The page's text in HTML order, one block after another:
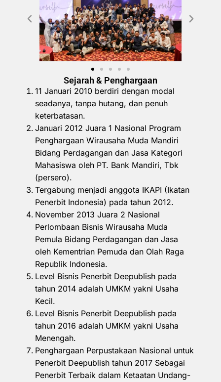
Sejarah & Penghargaan
11 Januari 2010 berdiri dengan modal
seadanya, tanpa hutang, dan penuh
keterbatasan.
Januari 2012 Juara 1 Nasional Program
Penghargaan Wirausaha Muda Mandiri
Bidang Perdagangan dan Jasa Kategori
Mahasiswa oleh PT. Bank Mandiri, Tbk
(persero).
Tergabung menjadi anggota IKAPI (Ikatan
Penerbit Indonesia) pada tahun 2012.
November 2013 Juara 2 Nasional
Perlombaan Bisnis Wirausaha Muda
Pemula Bidang Perdagangan dan Jasa
oleh Kementrian Pemuda dan Olah Raga
Republik Indonesia.
Level Bisnis Penerbit Deepublish pada
tahun 2014 adalah UMKM yakni Usaha
Kecil.
Level Bisnis Penerbit Deepublish pada
tahun 2016 adalah UMKM yakni Usaha
Menengah.
Penghargaan Perpustakaan Nasional untuk
Penerbit Deepublish tahun 2017 Sebagai
Penerbit Terbaik dalam Ketaatan Undang-